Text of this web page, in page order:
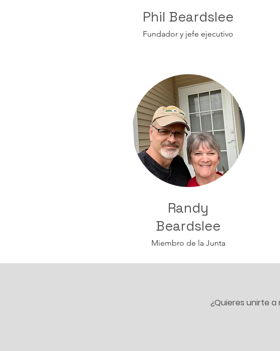
Phil Beardslee
Fundador y jefe ejecutivo
Randy
Beardslee
Miembro de la Junta
¿Quieres unirte a